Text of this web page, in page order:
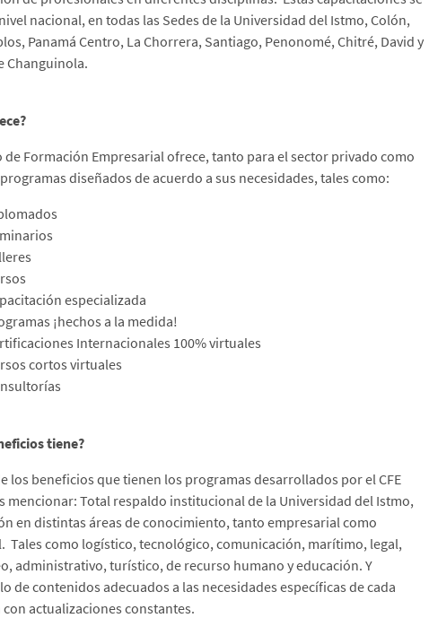
nacional, en todas las Sedes de la Universidad del Istmo, Colón,
Panamá Centro, La Chorrera, Santiago, Penonomé, Chitré, David y
Changuinola.
de Formación Empresarial ofrece, tanto para el sector privado como
diseñados de acuerdo a sus necesidades, tales como:
especializada
¡hechos a la medida!
Internacionales 100% virtuales
cortos virtuales
tiene?
los beneficios que tienen los programas desarrollados por el CFE
mencionar: Total respaldo institucional de la Universidad del Istmo,
en distintas áreas de conocimiento, tanto empresarial como
Tales como logístico, tecnológico, comunicación, marítimo, legal,
administrativo, turístico, de recurso humano y educación. Y
de contenidos adecuados a las necesidades específicas de cada
actualizaciones constantes.